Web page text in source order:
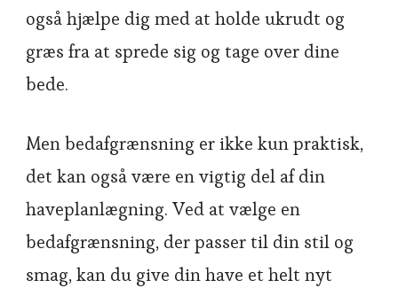
også hjælpe dig med at holde ukrudt og
græs fra at sprede sig og tage over dine
bede.
Men bedafgrænsning er ikke kun praktisk,
det kan også være en vigtig del af din
haveplanlægning. Ved at vælge en
bedafgrænsning, der passer til din stil og
smag, kan du give din have et helt nyt